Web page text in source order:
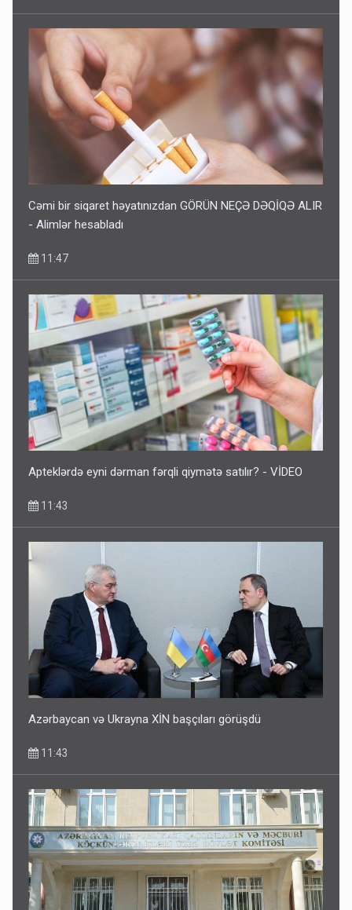
Cəmi bir siqaret həyatınızdan GÖRÜN NEÇƏ DƏQİQƏ ALIR
- Alimlər hesabladı
11:47
Apteklərdə eyni dərman fərqli qiymətə satılır? - VİDEO
11:43
Azərbaycan və Ukrayna XİN başçıları görüşdü
11:43